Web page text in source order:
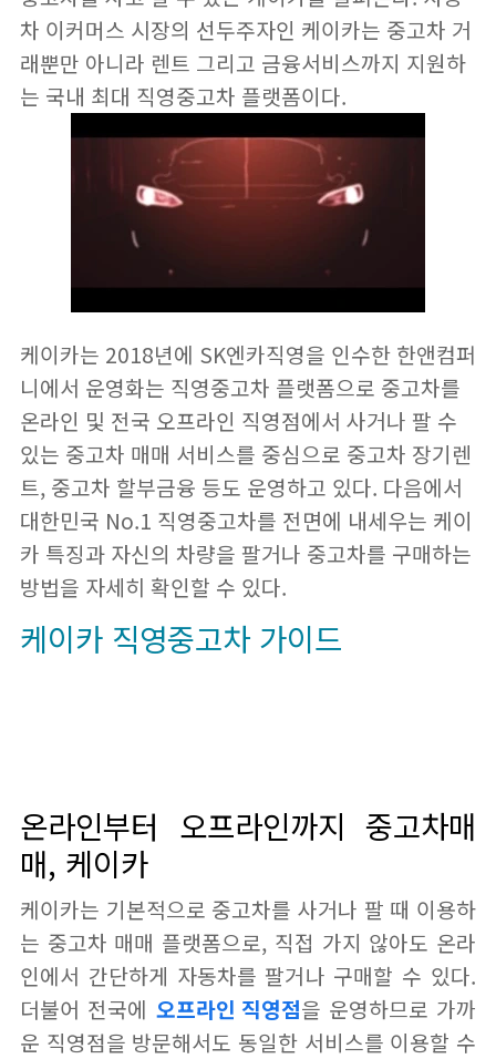
차 이커머스 시장의 선두주자인 케이카는 중고차 거
래뿐만 아니라 렌트 그리고 금융서비스까지 지원하
는 국내 최대 직영중고차 플랫폼이다.
케이카는 2018년에 SK엔카직영을 인수한 한앤컴퍼
니에서 운영화는 직영중고차 플랫폼으로 중고차를
온라인 및 전국 오프라인 직영점에서 사거나 팔 수
있는 중고차 매매 서비스를 중심으로 중고차 장기렌
트, 중고차 할부금융 등도 운영하고 있다. 다음에서
대한민국 No.1 직영중고차를 전면에 내세우는 케이
카 특징과 자신의 차량을 팔거나 중고차를 구매하는
방법을 자세히 확인할 수 있다.
케이카 직영중고차 가이드
온라인부터 오프라인까지 중고차매
매, 케이카
케이카는 기본적으로 중고차를 사거나 팔 때 이용하
는 중고차 매매 플랫폼으로, 직접 가지 않아도 온라
인에서 간단하게 자동차를 팔거나 구매할 수 있다.
더불어 전국에 오프라인 직영점을 운영하므로 가까
운 직영점을 방문해서도 동일한 서비스를 이용할 수